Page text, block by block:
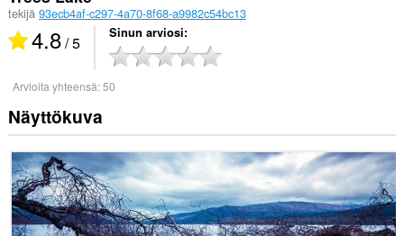
tekijä 93ecb4af-c297-4a70-8f68-a9982c54bc13
4.8/ 5 Sinun arviosi
Arvioita yhteensä:50
Näyttökuva